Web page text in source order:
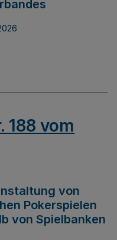
188 vom
von
Pokerspielen
von Spielbanken